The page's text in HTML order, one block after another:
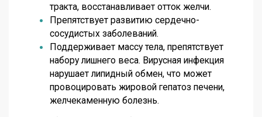
тракта, восстанавливает отток желчи.
Препятствует развитию сердечно-
сосудистых заболеваний.
Поддерживает массу тела, препятствует
набору лишнего веса. Вирусная инфекция
нарушает липидный обмен, что может
провоцировать жировой гепатоз печени,
желчекаменную болезнь.